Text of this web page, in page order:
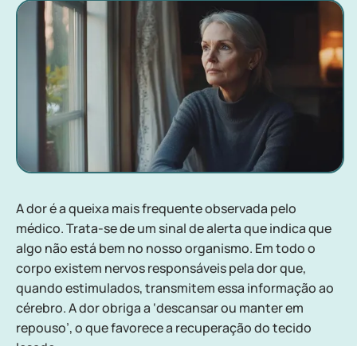
A dor é a queixa mais frequente observada pelo
médico. Trata-se de um sinal de alerta que indica que
algo não está bem no nosso organismo. Em todo o
corpo existem nervos responsáveis pela dor que,
quando estimulados, transmitem essa informação ao
cérebro. A dor obriga a ‘descansar ou manter em
repouso’, o que favorece a recuperação do tecido